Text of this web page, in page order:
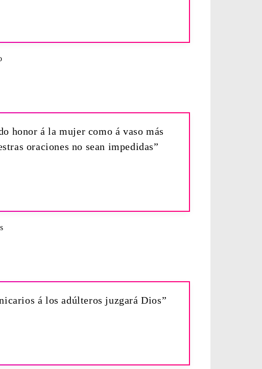
honor á la mujer como á vaso más
oraciones no sean impedidas”
á los adúlteros juzgará Dios”